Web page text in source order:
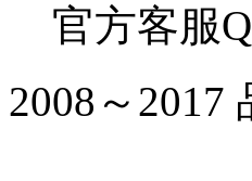
官方客服
2008～2017